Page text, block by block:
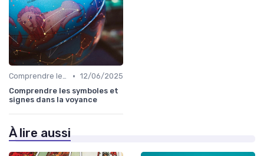
Comprendre les symboles et signes • 12/06/2025
Comprendre les symboles et
signes dans la voyance
À lire aussi